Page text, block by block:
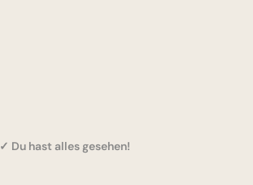
✓ Du hast alles gesehen!